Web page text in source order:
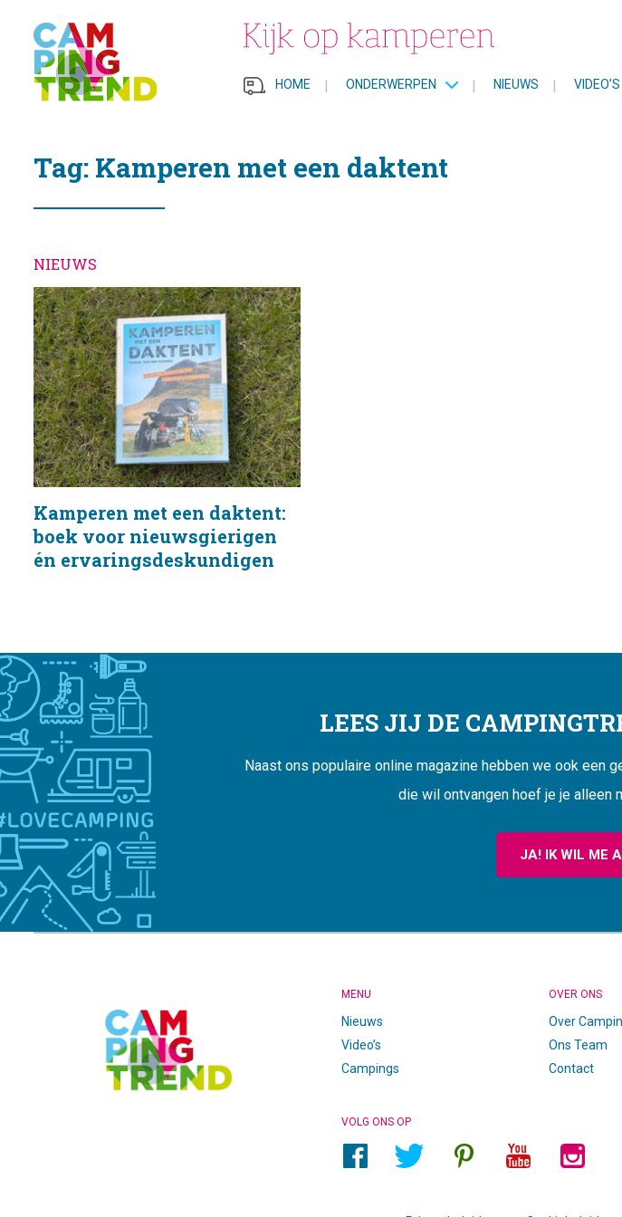
HOME | ONDERWERPEN | NIEUWS | VIDEO’S
Tag: Kamperen met een daktent
NIEUWS
Kamperen met een daktent:
boek voor nieuwsgierigen
én ervaringsdeskundigen
LEES JIJ DE
Naast ons populaire online magazine hebben we ook een
die wil ontvangen hoef je je alleen
JA! IK WIL ME
MENU
Nieuws
Video’s
Campings
OVER ONS
Over
Ons Team
Contact
VOLG ONS OP